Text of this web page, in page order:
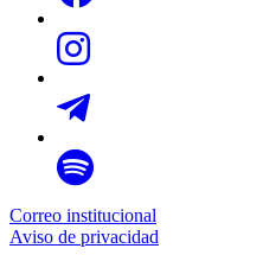
Correo institucional
Aviso de privacidad